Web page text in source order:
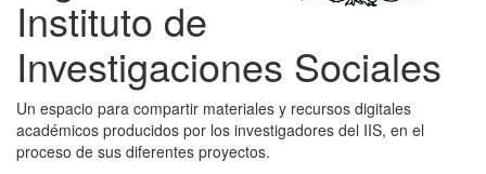
Instituto de
Investigaciones Sociales
Un espacio para compartir materiales y recursos digitales
académicos producidos por los investigadores del IIS, en el
proceso de sus diferentes proyectos.